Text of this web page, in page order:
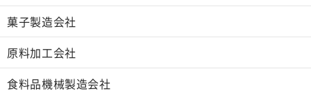
菓子製造会社
原料加工会社
食料品機械製造会社